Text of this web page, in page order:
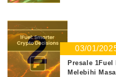
2 03/01/
Presale
Melebihi